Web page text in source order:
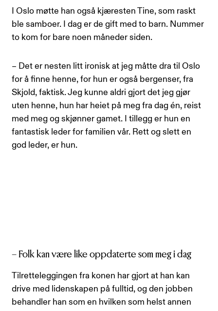
I Oslo møtte han også kjæresten Tine, som raskt
ble samboer. I dag er de gift med to barn. Nummer
to kom for bare noen måneder siden.
– Det er nesten litt ironisk at jeg måtte dra til Oslo
for å finne henne, for hun er også bergenser, fra
Skjold, faktisk. Jeg kunne aldri gjort det jeg gjør
uten henne, hun har heiet på meg fra dag én, reist
med meg og skjønner gamet. I tillegg er hun en
fantastisk leder for familien vår. Rett og slett en
god leder, er hun.
– Folk kan være like oppdaterte som meg i dag
Tilretteleggingen fra konen har gjort at han kan
drive med lidenskapen på fulltid, og den jobben
behandler han som en hvilken som helst annen